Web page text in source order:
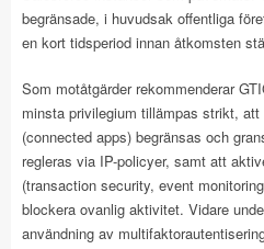
begränsade, i huvudsak offentliga
en kort tidsperiod innan åtkomsten
Som motåtgärder rekommenderar
minsta privilegium tillämpas strikt,
(connected apps) begränsas och
regleras via IP-policyer, samt att
(transaction security, event
blockera ovanlig aktivitet. Vidare
användning av